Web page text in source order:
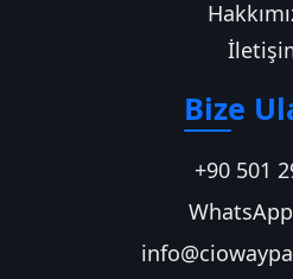
Bize
+90 501
WhatsApp